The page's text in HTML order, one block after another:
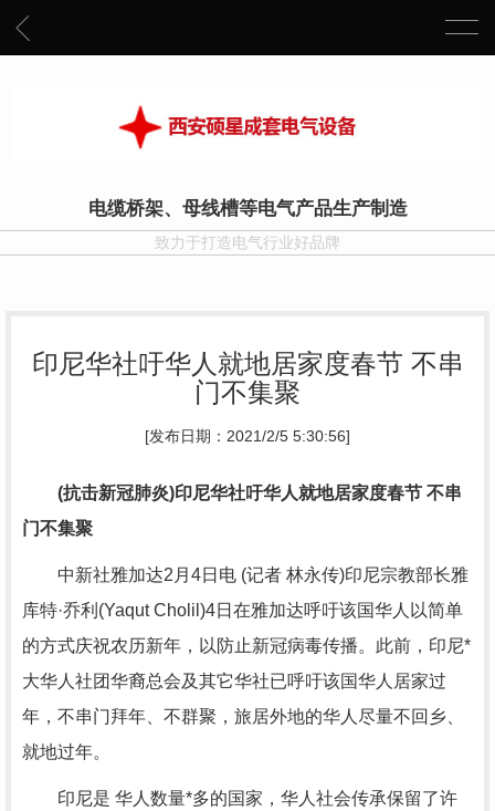
电缆桥架、母线槽等电气产品生产制造
致力于打造电气行业好品牌
印尼华社吁华人就地居家度春节 不串
门不集聚
[发布日期：2021/2/5 5:30:56]
(抗击新冠肺炎)印尼华社吁华人就地居家度春节 不串
门不集聚
中新社雅加达2月4日电 (记者 林永传)印尼宗教部长雅
库特·乔利(Yaqut Cholil)4日在雅加达呼吁该国华人以简单
的方式庆祝农历新年，以防止新冠病毒传播。此前，印尼*
大华人社团华裔总会及其它华社已呼吁该国华人居家过
年，不串门拜年、不群聚，旅居外地的华人尽量不回乡、
就地过年。
印尼是 华人数量*多的国家，华人社会传承保留了许